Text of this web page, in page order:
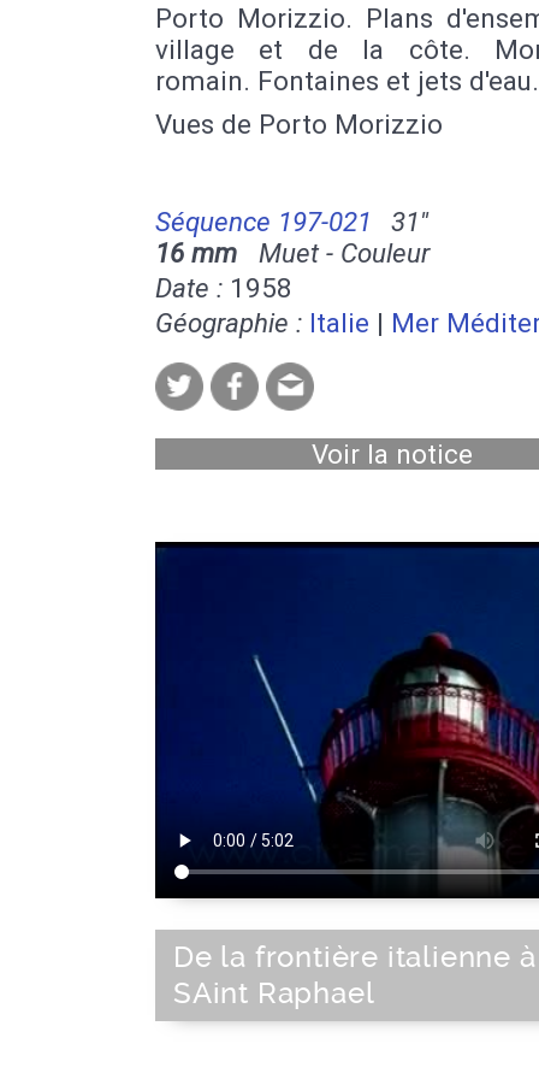
Porto Morizzio. Plans
village et de la côte.
romain. Fontaines et jets d'eau.
Vues de Porto Morizzio
Séquence 197-021
31''
16 mm Muet - Couleur
Date : 1958
Géographie : Italie | Mer
Voir la notice
De la frontière italienne à
SAint Raphael